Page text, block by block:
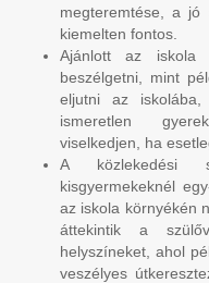
megteremtése, a jó
kiemelten fontos.
Ajánlott az iskola
beszélgetni, mint
eljutni az
ismeretlen
viselkedjen, ha
A közlekedési
kisgyermekeknél
az iskola környékén
áttekintik a
helyszíneket, ahol
veszélyes